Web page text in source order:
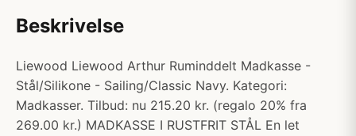
Beskrivelse
Liewood Liewood Arthur Ruminddelt Madkasse -
Stål/Silikone - Sailing/Classic Navy. Kategori:
Madkasser. Tilbud: nu 215.20 kr. (regalo 20% fra
269.00 kr.) MADKASSE I RUSTFRIT STÅL En let